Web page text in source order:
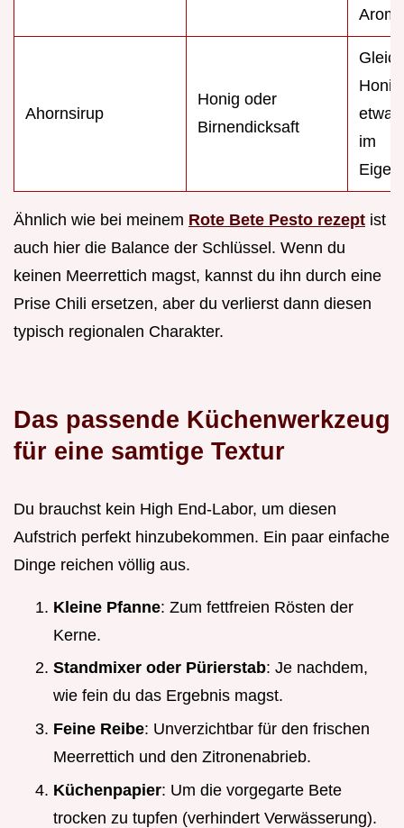
Ahornsirup
Honig oder
Birnendicksaft
im
Ähnlich wie bei meinem Rote Bete Pesto rezept ist
auch hier die Balance der Schlüssel. Wenn du
keinen Meerrettich magst, kannst du ihn durch eine
Prise Chili ersetzen, aber du verlierst dann diesen
typisch regionalen Charakter.
Das passende Küchenwerkzeug
für eine samtige Textur
Du brauchst kein High End-Labor, um diesen
Aufstrich perfekt hinzubekommen. Ein paar einfache
Dinge reichen völlig aus.
Kleine Pfanne: Zum fettfreien Rösten der
Kerne.
Standmixer oder Pürierstab: Je nachdem,
wie fein du das Ergebnis magst.
Feine Reibe: Unverzichtbar für den frischen
Meerrettich und den Zitronenabrieb.
Küchenpapier: Um die vorgegarte Bete
trocken zu tupfen (verhindert Verwässerung).